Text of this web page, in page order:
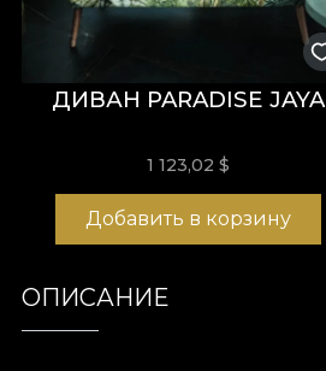
ДИВАН PARADISE JAYA
1 123,02 $
Добавить в корзину
ОПИСАНИЕ